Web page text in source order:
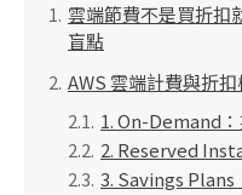
雲端節費不是買折扣
盲點
AWS 雲端計費與折
1. On-Demand
2. Reserved
3. Savings